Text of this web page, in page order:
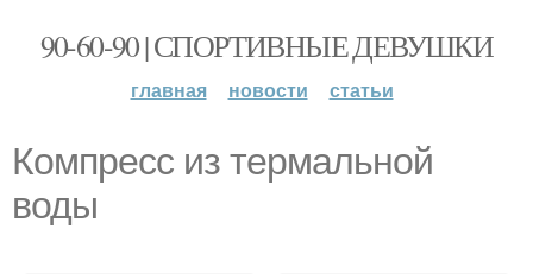
90-60-90 | СПОРТИВНЫЕ ДЕВУШКИ
главная новости статьи
Компресс из термальной
воды